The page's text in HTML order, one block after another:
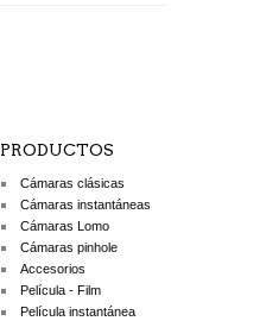
PRODUCTOS
Cámaras clásicas
Cámaras instantáneas
Cámaras Lomo
Cámaras pinhole
Accesorios
Película - Film
Película instantánea